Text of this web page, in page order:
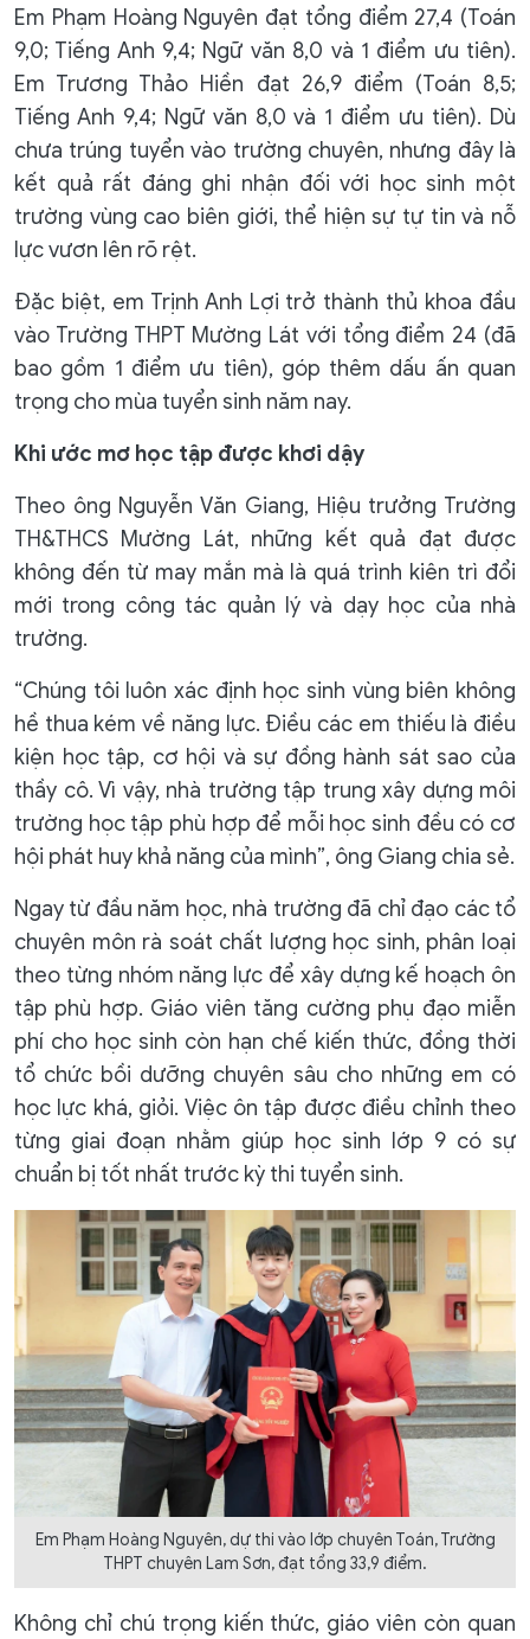
Em Phạm Hoàng Nguyên đạt tổng điểm 27,4 (Toán
9,0; Tiếng Anh 9,4; Ngữ văn 8,0 và 1 điểm ưu tiên).
Em Trương Thảo Hiền đạt 26,9 điểm (Toán 8,5;
Tiếng Anh 9,4; Ngữ văn 8,0 và 1 điểm ưu tiên). Dù
chưa trúng tuyển vào trường chuyên, nhưng đây là
kết quả rất đáng ghi nhận đối với học sinh một
trường vùng cao biên giới, thể hiện sự tự tin và nỗ
lực vươn lên rõ rệt.
Đặc biệt, em Trịnh Anh Lợi trở thành thủ khoa đầu
vào Trường THPT Mường Lát với tổng điểm 24 (đã
bao gồm 1 điểm ưu tiên), góp thêm dấu ấn quan
trọng cho mùa tuyển sinh năm nay.
Khi ước mơ học tập được khơi dậy
Theo ông Nguyễn Văn Giang, Hiệu trưởng Trường
TH&THCS Mường Lát, những kết quả đạt được
không đến từ may mắn mà là quá trình kiên trì đổi
mới trong công tác quản lý và dạy học của nhà
trường.
“Chúng tôi luôn xác định học sinh vùng biên không
hề thua kém về năng lực. Điều các em thiếu là điều
kiện học tập, cơ hội và sự đồng hành sát sao của
thầy cô. Vì vậy, nhà trường tập trung xây dựng môi
trường học tập phù hợp để mỗi học sinh đều có cơ
hội phát huy khả năng của mình”, ông Giang chia sẻ.
Ngay từ đầu năm học, nhà trường đã chỉ đạo các tổ
chuyên môn rà soát chất lượng học sinh, phân loại
theo từng nhóm năng lực để xây dựng kế hoạch ôn
tập phù hợp. Giáo viên tăng cường phụ đạo miễn
phí cho học sinh còn hạn chế kiến thức, đồng thời
tổ chức bồi dưỡng chuyên sâu cho những em có
học lực khá, giỏi. Việc ôn tập được điều chỉnh theo
từng giai đoạn nhằm giúp học sinh lớp 9 có sự
chuẩn bị tốt nhất trước kỳ thi tuyển sinh.
Em Phạm Hoàng Nguyên, dự thi vào lớp chuyên Toán, Trường
THPT chuyên Lam Sơn, đạt tổng 33,9 điểm.
Không chỉ chú trọng kiến thức, giáo viên còn quan